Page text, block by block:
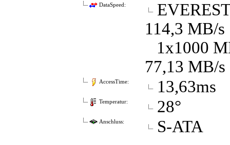
DataSpeed:
114,3 MB/s
1x1000
77,13 MB/s
AccessTime: 13,63ms
Temperatur: 28°
Anschluss: S-ATA